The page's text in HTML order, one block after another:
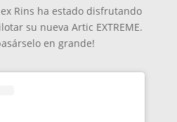
Rins ha estado disfrutando
su nueva Artic EXTREME.
en grande!